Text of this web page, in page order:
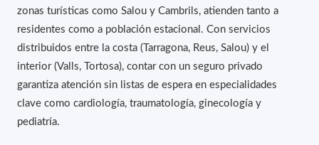
zonas turísticas como Salou y Cambrils, atienden tanto a
residentes como a población estacional. Con servicios
distribuidos entre la costa (Tarragona, Reus, Salou) y el
interior (Valls, Tortosa), contar con un seguro privado
garantiza atención sin listas de espera en especialidades
clave como cardiología, traumatología, ginecología y
pediatría.